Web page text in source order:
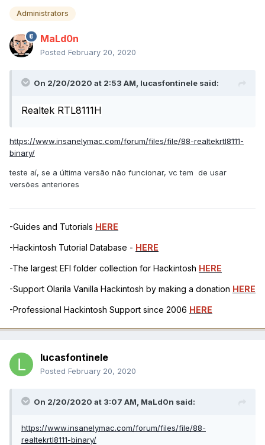
Administrators
MaLd0n
Posted February 20, 2020
On 2/20/2020 at 2:53 AM, lucasfontinele said:
Realtek RTL8111H
https://www.insanelymac.com/forum/files/file/88-realtekrtl8111-
binary/
teste aí, se a última versão não funcionar, vc tem de usar
versões anteriores
-Guides and Tutorials HERE
-Hackintosh Tutorial Database - HERE
-The largest EFI folder collection for Hackintosh HERE
-Support Olarila Vanilla Hackintosh by making a donation HERE
-Professional Hackintosh Support since 2006 HERE
lucasfontinele
Posted February 20, 2020
On 2/20/2020 at 3:07 AM, MaLd0n said:
https://www.insanelymac.com/forum/files/file/88-
realtekrtl8111-binary/